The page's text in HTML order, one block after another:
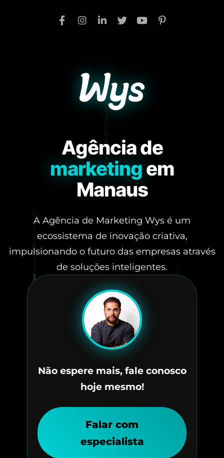
Agência de
marketingem
Manaus
A Agência de Marketing Wys é um
ecossistema de inovação criativa,
impulsionando o futuro das empresas através
de soluções inteligentes.
Não espere mais, fale conosco
hoje mesmo!
Falar com
especialista